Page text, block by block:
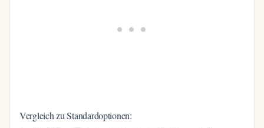
Vergleich zu Standardoptionen: